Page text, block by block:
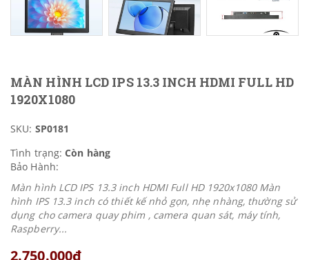
MÀN HÌNH LCD IPS 13.3 INCH HDMI FULL HD
1920X1080
SKU: SP0181
Tình trạng: Còn hàng
Bảo Hành:
Màn hình LCD IPS 13.3 inch HDMI Full HD 1920x1080 Màn
hình IPS 13.3 inch có thiết kế nhỏ gọn, nhẹ nhàng, thường sử
dụng cho camera quay phim , camera quan sát, máy tính,
Raspberry...
2.750.000₫